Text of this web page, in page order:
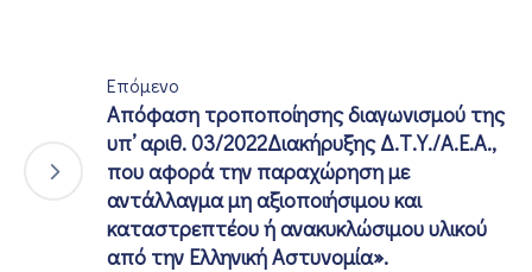
Επόμενο
Απόφαση τροποποίησης διαγωνισμού της
υπ’ αριθ. 03/2022Διακήρυξης Δ.Τ.Υ./Α.Ε.Α.,
που αφορά την παραχώρηση με
αντάλλαγμα μη αξιοποιήσιμου και
καταστρεπτέου ή ανακυκλώσιμου υλικού
από την Ελληνική Αστυνομία».